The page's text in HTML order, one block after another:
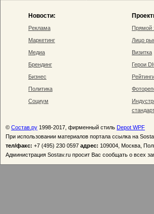
Новости:
Реклама
Маркетинг
Медиа
Брендинг
Бизнес
Политика
Социум
Прямой
Лицо
Визитка
Герои
© Состав.ру 1998-2017, фирменный стиль Depot WPF
При использовании материалов портала ссылка на
тел/факс: +7 (495) 230 0597 адрес: 109004, Москва,
Администрация Sostav.ru просит Вас сообщать о всех